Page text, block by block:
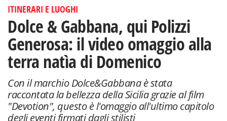
ITINERARI E LUOGHI
Dolce & Gabbana, qui Polizzi
Generosa: il video omaggio alla
terra natìa di Domenico
Con il marchio Dolce&Gabbana è stata
raccontata la bellezza della Sicilia grazie al film
"Devotion", questo è l'omaggio all'ultimo capitolo
degli eventi firmati dagli stilisti